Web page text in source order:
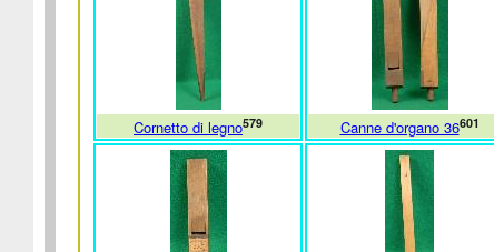
Cornetto di legno579 Canne d'organo 36601